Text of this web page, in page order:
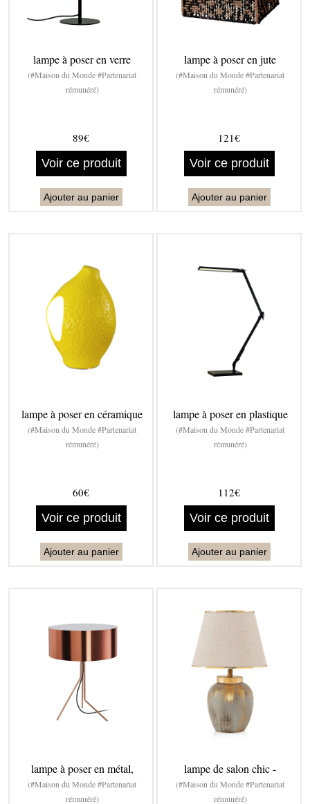
lampe à poser en verre
(#Maison du Monde #Partenariat
rémunéré)
89€
Voir ce produit
Ajouter au panier
lampe à poser en jute
(#Maison du Monde #Partenariat
rémunéré)
121€
Voir ce produit
Ajouter au panier
lampe à poser en céramique
(#Maison du Monde #Partenariat
rémunéré)
60€
Voir ce produit
Ajouter au panier
lampe à poser en plastique
(#Maison du Monde #Partenariat
rémunéré)
112€
Voir ce produit
Ajouter au panier
lampe à poser en métal,
(#Maison du Monde #Partenariat
rémunéré)
lampe de salon chic -
(#Maison du Monde #Partenariat
rémunéré)